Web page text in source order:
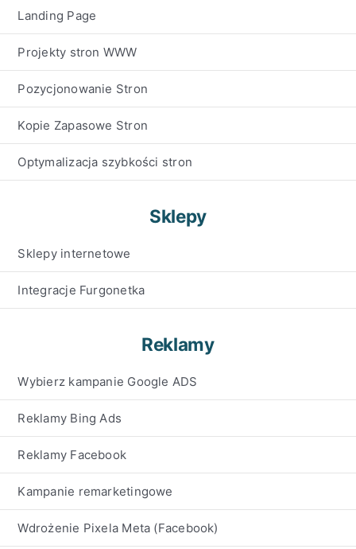
Landing Page
Projekty stron WWW
Pozycjonowanie Stron
Kopie Zapasowe Stron
Optymalizacja szybkości stron
Sklepy
Sklepy internetowe
Integracje Furgonetka
Reklamy
Wybierz kampanie Google ADS
Reklamy Bing Ads
Reklamy Facebook
Kampanie remarketingowe
Wdrożenie Pixela Meta (Facebook)